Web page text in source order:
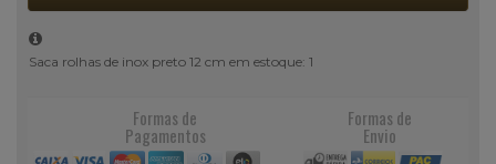
Saca rolhas de inox preto 12 cm em estoque: 1
Formas de
Pagamentos
Formas de
Envio